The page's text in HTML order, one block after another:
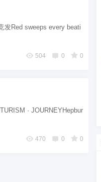
发Red sweeps every beati
504 0 0
· JOURNEYHepbur
470 0 0